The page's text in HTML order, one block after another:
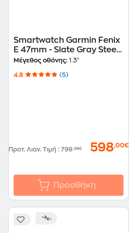
Smartwatch Garmin Fenix
E 47mm - Slate Gray Steel
with Black Silicone Band
Μέγεθος οθόνης: 1.3"
4.8 (5)
Προτ. Λιαν. Τιμή : 799,99€ 598,00€
Προσθήκη